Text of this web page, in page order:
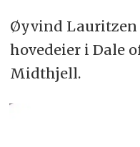
Øyvind Lauritzen
hovedeier i Dale
Midthjell.